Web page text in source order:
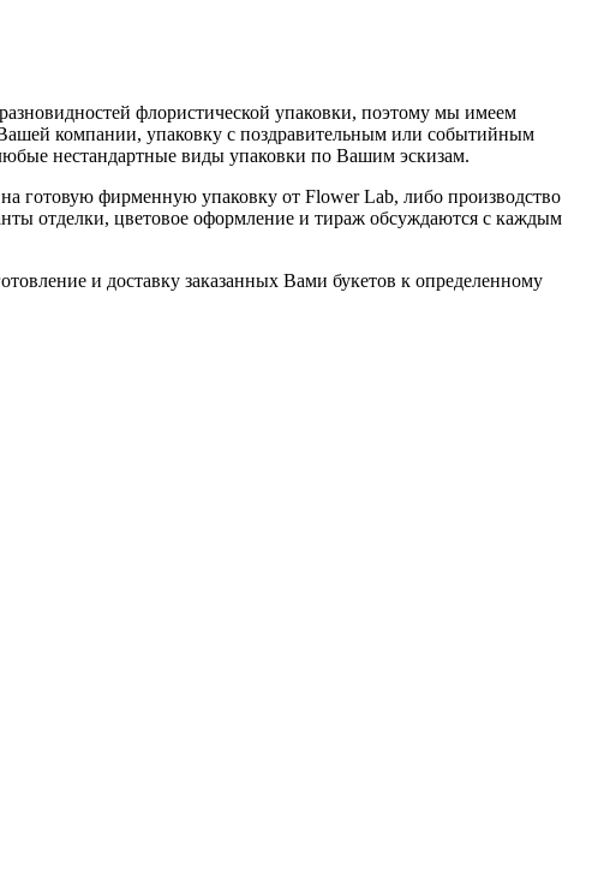
флористической упаковки, поэтому мы имеем
компании, упаковку с поздравительным или событийным
нестандартные виды упаковки по Вашим эскизам.
готовую фирменную упаковку от Flower Lab, либо производство
отделки, цветовое оформление и тираж обсуждаются с каждым
и доставку заказанных Вами букетов к определенному